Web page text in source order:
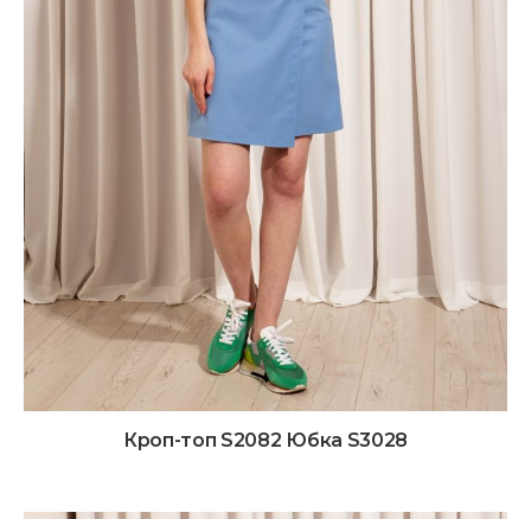
Кроп-топ S2082 Юбка S3028